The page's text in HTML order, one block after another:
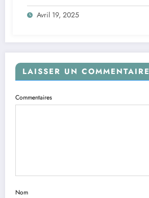
Avril 19, 2025
LAISSER UN COMMENTAIRE
Commentaires
Nom